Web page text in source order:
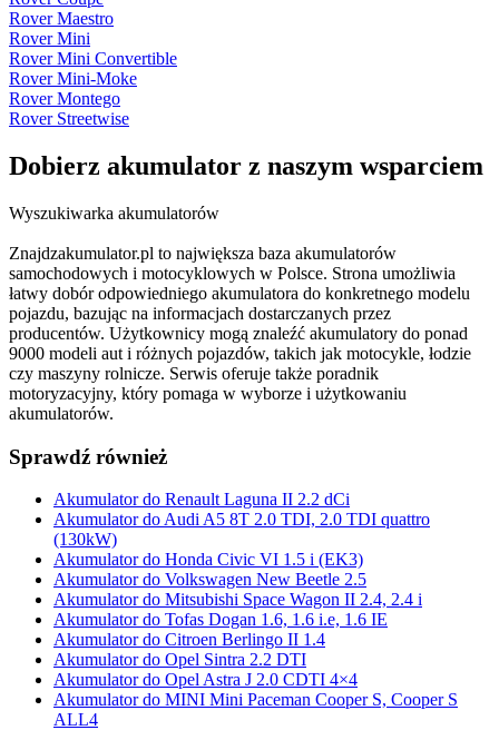
Rover Maestro
Rover Mini
Rover Mini Convertible
Rover Mini-Moke
Rover Montego
Rover Streetwise
Dobierz akumulator z naszym wsparciem
Wyszukiwarka akumulatorów
Znajdzakumulator.pl to największa baza akumulatorów
samochodowych i motocyklowych w Polsce. Strona umożliwia
łatwy dobór odpowiedniego akumulatora do konkretnego modelu
pojazdu, bazując na informacjach dostarczanych przez
producentów. Użytkownicy mogą znaleźć akumulatory do ponad
9000 modeli aut i różnych pojazdów, takich jak motocykle, łodzie
czy maszyny rolnicze. Serwis oferuje także poradnik
motoryzacyjny, który pomaga w wyborze i użytkowaniu
akumulatorów.
Sprawdź również
Akumulator do Renault Laguna II 2.2 dCi
Akumulator do Audi A5 8T 2.0 TDI, 2.0 TDI quattro
(130kW)
Akumulator do Honda Civic VI 1.5 i (EK3)
Akumulator do Volkswagen New Beetle 2.5
Akumulator do Mitsubishi Space Wagon II 2.4, 2.4 i
Akumulator do Tofas Dogan 1.6, 1.6 i.e, 1.6 IE
Akumulator do Citroen Berlingo II 1.4
Akumulator do Opel Sintra 2.2 DTI
Akumulator do Opel Astra J 2.0 CDTI 4×4
Akumulator do MINI Mini Paceman Cooper S, Cooper S
ALL4